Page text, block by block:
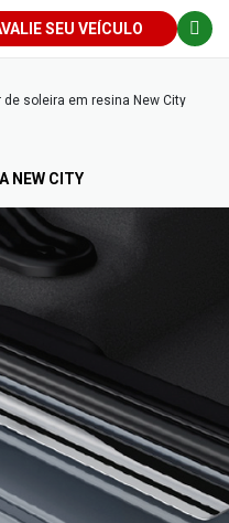
SEU VEÍCULO
de soleira em resina New City
NEW CITY